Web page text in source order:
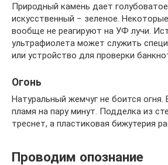
Природный камень дает
искусственный − зеленое.
вообще не реагируют на УФ лучи.
ультрафиолета может служить
или устройство для проверки
Огонь
Натуральный жемчуг не боится
пламя на пару минут. Подделка из
треснет, а пластиковая бижутерия
Проводим опознание